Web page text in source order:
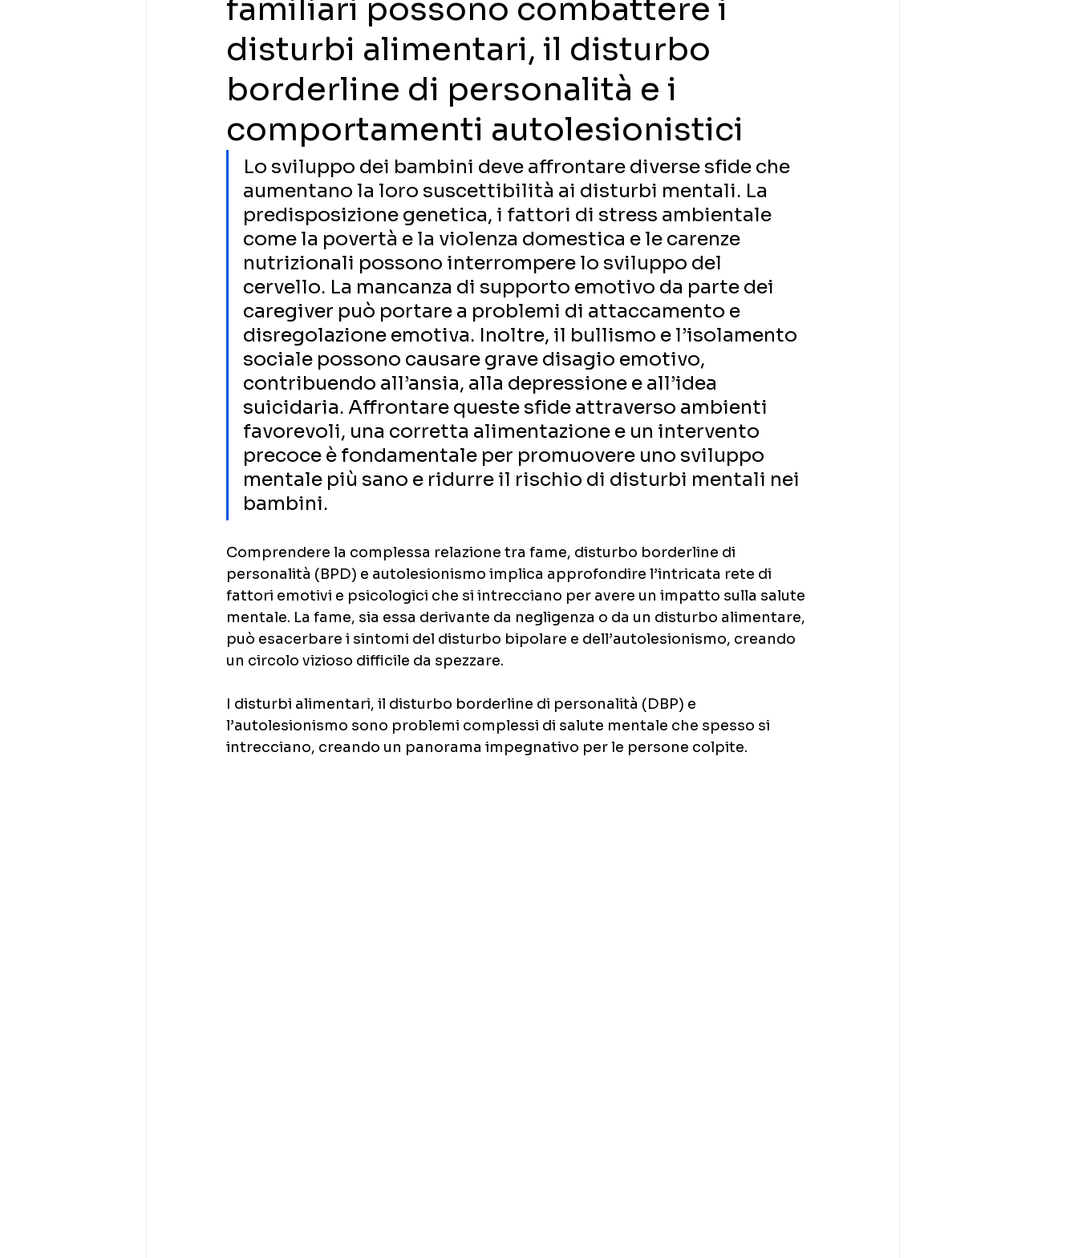
familiari possono combattere i
disturbi alimentari, il disturbo
borderline di personalità e i
comportamenti autolesionistici
Lo sviluppo dei bambini deve affrontare diverse sfide che
aumentano la loro suscettibilità ai disturbi mentali. La
predisposizione genetica, i fattori di stress ambientale
come la povertà e la violenza domestica e le carenze
nutrizionali possono interrompere lo sviluppo del
cervello. La mancanza di supporto emotivo da parte dei
caregiver può portare a problemi di attaccamento e
disregolazione emotiva. Inoltre, il bullismo e l’isolamento
sociale possono causare grave disagio emotivo,
contribuendo all’ansia, alla depressione e all’idea
suicidaria. Affrontare queste sfide attraverso ambienti
favorevoli, una corretta alimentazione e un intervento
precoce è fondamentale per promuovere uno sviluppo
mentale più sano e ridurre il rischio di disturbi mentali nei
bambini.
Comprendere la complessa relazione tra fame, disturbo borderline di
personalità (BPD) e autolesionismo implica approfondire l’intricata rete di
fattori emotivi e psicologici che si intrecciano per avere un impatto sulla salute
mentale. La fame, sia essa derivante da negligenza o da un disturbo alimentare,
può esacerbare i sintomi del disturbo bipolare e dell’autolesionismo, creando
un circolo vizioso difficile da spezzare.
I disturbi alimentari, il disturbo borderline di personalità (DBP) e
l’autolesionismo sono problemi complessi di salute mentale che spesso si
intrecciano, creando un panorama impegnativo per le persone colpite.